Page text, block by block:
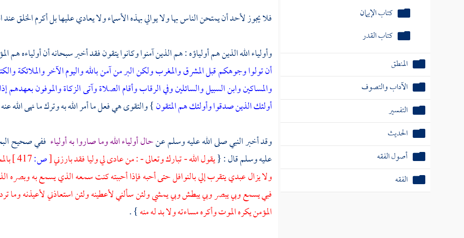
كتاب الإيمان
كتاب القدر
المنطق
الآداب والتصوف
التفسير
الحديث
أصول الفقه
الفقه
فلا يجوز لأحد أن يمتحن الناس بها ولا يوالي بهذه الأسماء ولا يعادي عليها بل أكرم الخلق
وأولياء الله الذين هم أولياؤه : هم الذين آمنوا وكانوا يتقون فقد أخبر سبحانه أن أولياءه هم
أن تولوا وجوهكم قبل المشرق والمغرب ولكن البر من آمن بالله واليوم الآخر والملائكة
والمساكين وابن السبيل والسائلين وفي الرقاب وأقام الصلاة وآتى الزكاة والموفون
أولئك الذين صدقوا وأولئك هم المتقون} والتقوى هي فعل ما أمر الله به وترك ما نهى الله
وقد أخبر النبي صلى الله عليه وسلم عنحال أولياء الله وما صاروا به أولياء ففي صحيح
عليه وسلم قال : {يقول الله - تبارك وتعالى - : من عادى لي وليا فقد بارزني[ص:
ولا يزال عبدي يتقرب إلي بالنوافل حتى أحبه فإذا أحببته كنت سمعه الذي يسمع به وبصره
فبي يسمع وبي يبصر وبي يبطش وبي يمشي ولئن سألني لأعطينه ولئن استعاذني لأعيذنه
المؤمن يكره الموت وأكره مساءته ولا بد له منه} .